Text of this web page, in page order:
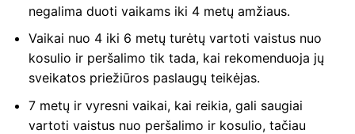
negalima duoti vaikams iki 4 metų amžiaus.
Vaikai nuo 4 iki 6 metų turėtų vartoti vaistus nuo
kosulio ir peršalimo tik tada, kai rekomenduoja jų
sveikatos priežiūros paslaugų teikėjas.
7 metų ir vyresni vaikai, kai reikia, gali saugiai
vartoti vaistus nuo peršalimo ir kosulio, tačiau